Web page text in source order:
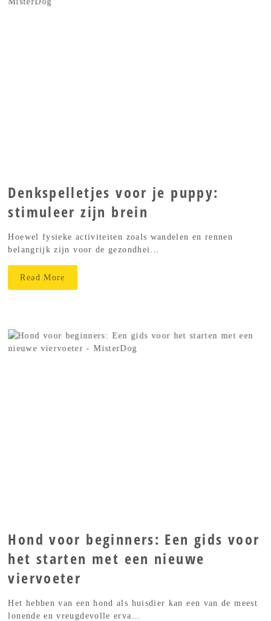
Denkspelletjes voor je puppy:
stimuleer zijn brein
Hoewel fysieke activiteiten zoals wandelen en rennen
belangrijk zijn voor de gezondhei...
Read More
Hond voor beginners: Een gids voor
het starten met een nieuwe
viervoeter
Het hebben van een hond als huisdier kan een van de meest
lonende en vreugdevolle erva...